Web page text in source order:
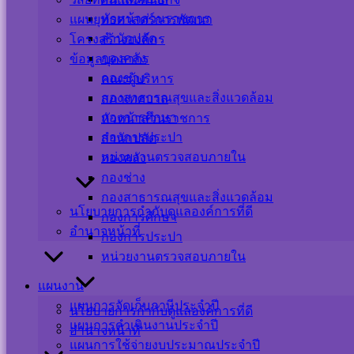
หัวหน้าส่วนราชการ
สำนักปลัด
กองคลัง
กองช่าง
กองสาธารณสุขและสิ่งแวดล้อม
กองการศึกษา
กองการประปา
หน่วยงานตรวจสอบภายใน
นโยบายการกำกับดูแลองค์การที่ดี
อำนาจหน้าที่
แผนงาน
แผนการจัดเก็บภาษีประจำปี
แผนการดำเนินงานประจำปี
แผนการใช้จ่ายงบประมาณประจำปี
แผนยุทธศาสตร์การพัฒนา
โครงสร้างองค์กร
ข้อมูลบุคลากร
คณะผู้บริหาร
สภาเทศบาล
หัวหน้าส่วนราชการ
สำนักปลัด
กองคลัง
กองช่าง
กองสาธารณสุขและสิ่งแวดล้อม
กองการศึกษา
กองการประปา
หน่วยงานตรวจสอบภายใน
นโยบายการกำกับดูแลองค์การที่ดี
อำนาจหน้าที่
เรื่อง-การขยายกำหนดเวลาดำเนินการตามพระราชบัญญัติภาษีที่ดินและสิ่งปลูกสร้